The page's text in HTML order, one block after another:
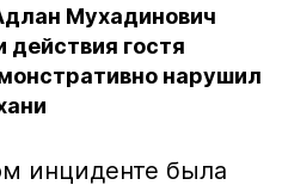
Мухадинович
действия гостя
нарушил
инциденте была